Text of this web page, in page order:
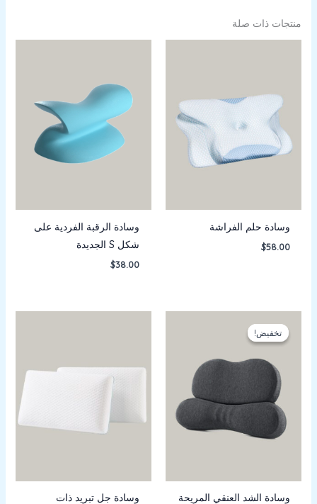
منتجات ذات صلة
وسادة حلم الفراشة
$58.00
وسادة الرقبة الفردية على
شكل S الجديدة
$38.00
تخفيض!
تخفيض!
وسادة الشد العنقي المريحة
وسادة جل تبريد ذات